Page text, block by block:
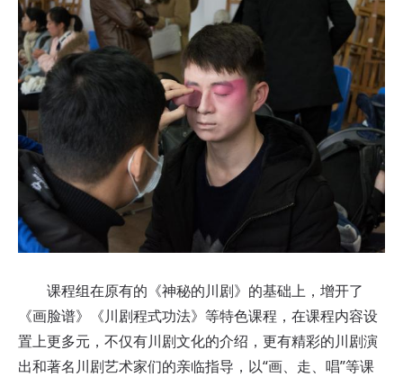
课程组在原有的《神秘的川剧》的基础上，增开了
《画脸谱》《川剧程式功法》等特色课程，在课程内容设
置上更多元，不仅有川剧文化的介绍，更有精彩的川剧演
出和著名川剧艺术家们的亲临指导，以“画、走、唱”等课